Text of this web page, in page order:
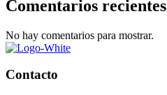
Comentarios recientes
No hay comentarios para mostrar.
Contacto